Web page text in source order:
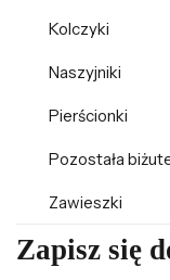
Kolczyki
Naszyjniki
Pierścionki
Pozostała
Zawieszki
Zapisz się